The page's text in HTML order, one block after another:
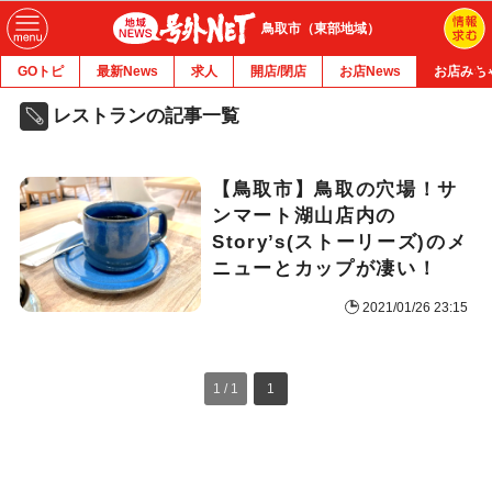
鳥取市（東部地域）
GOトピ 最新News 求人 開店/閉店 お店News お店みち
レストランの記事一覧
【鳥取市】鳥取の穴場！サ
ンマート湖山店内の
Story’s(ストーリーズ)のメ
ニューとカップが凄い！
2021/01/26 23:15
1 / 1 1